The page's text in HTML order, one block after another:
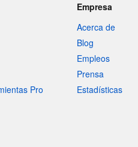
Pro
Empresa
Acerca de
Blog
Empleos
Prensa
Estadísticas